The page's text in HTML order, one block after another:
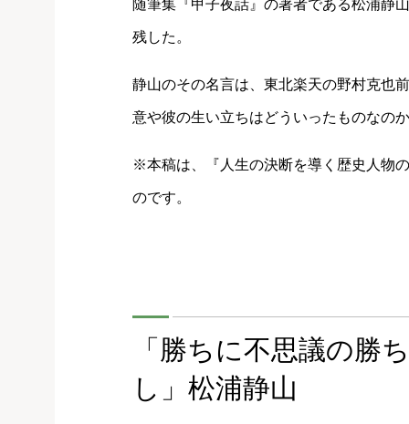
随筆集『甲子夜話』の著者である松浦静
残した。
静山のその名言は、東北楽天の野村克也
意や彼の生い立ちはどういったものなの
※本稿は、『人生の決断を導く歴史人物
のです。
「勝ちに不思議の勝
し」松浦静山